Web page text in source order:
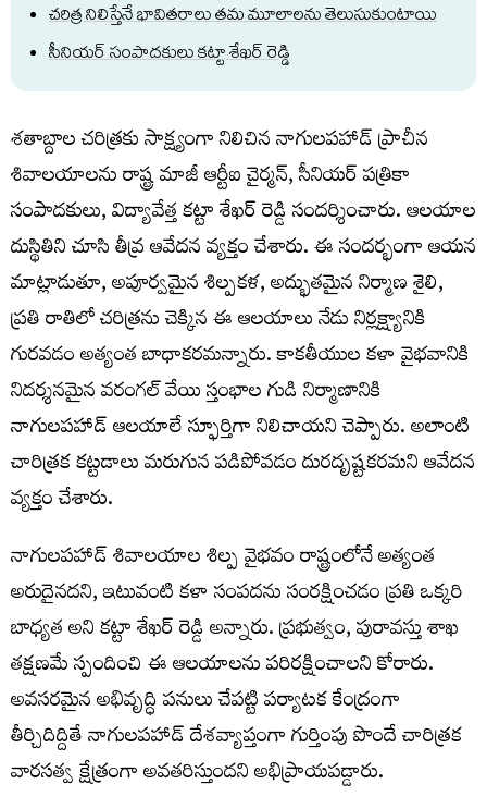
చరిత్ర నిలిస్తేనే భావితరాలు తమ మూలాలను తెలుసుకుంటాయి
సీనియర్ సంపాదకులు కట్టా శేఖర్ రెడ్డి
శతాబ్దాల చరిత్రకు సాక్ష్యంగా నిలిచిన నాగులపహాడ్ ప్రాచీన
శివాలయాలను రాష్ట్ర మాజీ ఆర్టీఐ చైర్మన్, సీనియర్ పత్రికా
సంపాదకులు, విద్యావేత్త కట్టా శేఖర్ రెడ్డి సందర్శించారు. ఆలయాల
దుస్థితిని చూసి తీవ్ర ఆవేదన వ్యక్తం చేశారు. ఈ సందర్భంగా ఆయన
మాట్లాడుతూ, అపూర్వమైన శిల్పకళ, అద్భుతమైన నిర్మాణ శైలి,
ప్రతి రాతిలో చరిత్రను చెక్కిన ఈ ఆలయాలు నేడు నిర్లక్ష్యానికి
గురవడం అత్యంత బాధాకరమన్నారు. కాకతీయుల కళా వైభవానికి
నిదర్శనమైన వరంగల్ వేయి స్తంభాల గుడి నిర్మాణానికి
నాగులపహాడ్ ఆలయాలే స్ఫూర్తిగా నిలిచాయని చెప్పారు. అలాంటి
చారిత్రక కట్టడాలు మరుగున పడిపోవడం దురదృష్టకరమని ఆవేదన
వ్యక్తం చేశారు.
నాగులపహాడ్ శివాలయాల శిల్ప వైభవం రాష్ట్రంలోనే అత్యంత
అరుదైనదని, ఇటువంటి కళా సంపదను సంరక్షించడం ప్రతి ఒక్కరి
బాధ్యత అని కట్టా శేఖర్ రెడ్డి అన్నారు. ప్రభుత్వం, పురావస్తు శాఖ
తక్షణమే స్పందించి ఈ ఆలయాలను పరిరక్షించాలని కోరారు.
అవసరమైన అభివృద్ధి పనులు చేపట్టి పర్యాటక కేంద్రంగా
తీర్చిదిద్దితే నాగులపహాడ్ దేశవ్యాప్తంగా గుర్తింపు పొందే చారిత్రక
వారసత్వ క్షేత్రంగా అవతరిస్తుందని అభిప్రాయపడ్డారు.